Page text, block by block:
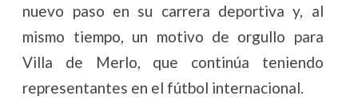
nuevo paso en su carrera deportiva y, al
mismo tiempo, un motivo de orgullo para
Villa de Merlo, que continúa teniendo
representantes en el fútbol internacional.